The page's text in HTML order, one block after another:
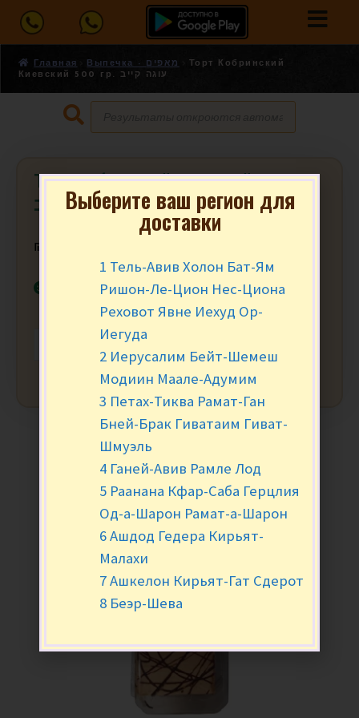
Главная Выпечка - מאפים
Торт Кобринский
Киевский 500 гр. עוגה קייב
Торт Кобринский Киевский 500 гр.
עוגה קייב
₪
В наличии
+
Выберите ваш регион для
доставки
1 Тель-Авив Холон Бат-Ям
Ришон-Ле-Цион Нес-Циона
Реховот Явне Иехуд Ор-
Иегуда
2 Иерусалим Бейт-Шемеш
Модиин Маале-Адумим
3 Петах-Тиква Рамат-Ган
Бней-Брак Гиватаим Гиват-
Шмуэль
4 Ганей-Авив Рамле Лод
5 Раанана Кфар-Саба Герцлия
Од-а-Шарон Рамат-а-Шарон
6 Ашдод Гедера Кирьят-
Малахи
7 Ашкелон Кирьят-Гат Сдерот
8 Беэр-Шева